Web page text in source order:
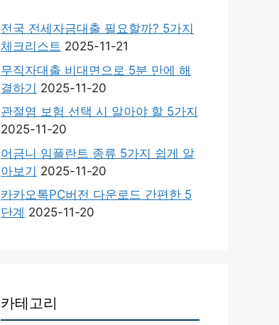
전국 전세자금대출 필요할까? 5가지
체크리스트 2025-11-21
무직자대출 비대면으로 5분 만에 해
결하기 2025-11-20
관절염 보험 선택 시 알아야 할 5가지
2025-11-20
어금니 임플란트 종류 5가지 쉽게 알
아보기 2025-11-20
카카오톡PC버전 다운로드 간편한 5
단계 2025-11-20
카테고리